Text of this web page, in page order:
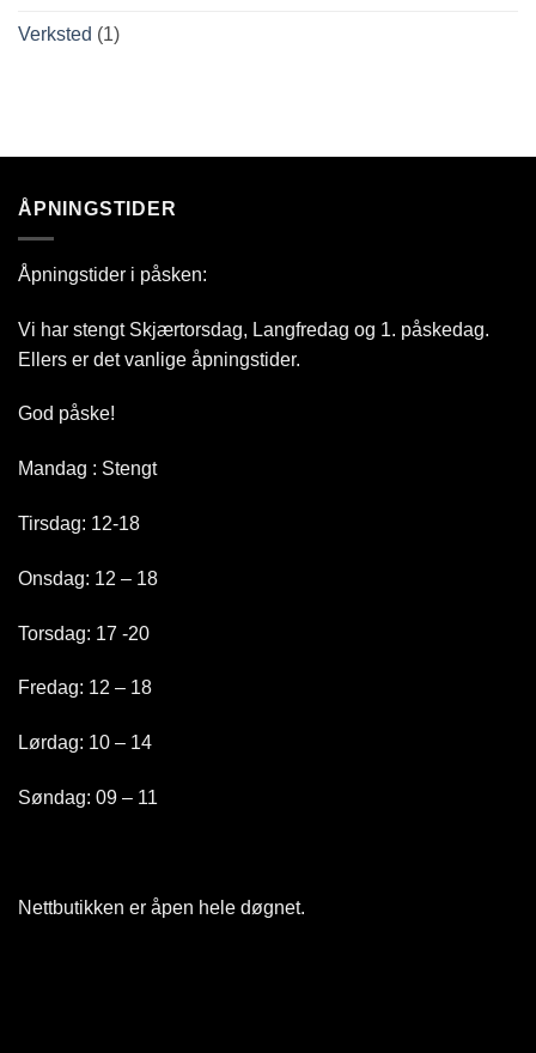
Verksted (1)
ÅPNINGSTIDER
Åpningstider i påsken:
Vi har stengt Skjærtorsdag, Langfredag og 1. påskedag.
Ellers er det vanlige åpningstider.
God påske!
Mandag : Stengt
Tirsdag: 12-18
Onsdag: 12 – 18
Torsdag: 17 -20
Fredag: 12 – 18
Lørdag: 10 – 14
Søndag: 09 – 11
Nettbutikken er åpen hele døgnet.